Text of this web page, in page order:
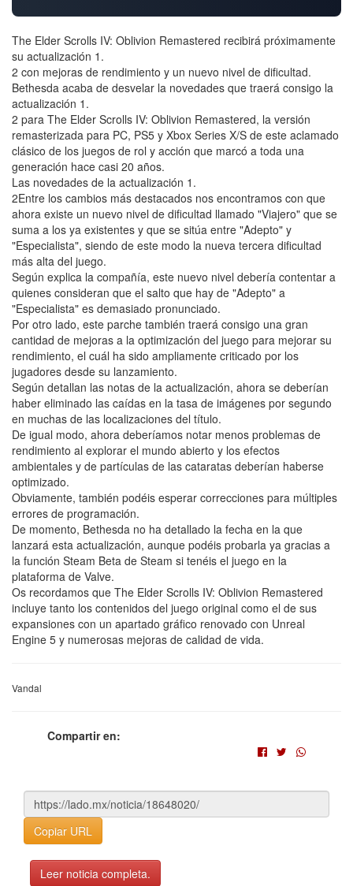
The Elder Scrolls IV: Oblivion Remastered recibirá próximamente
su actualización 1.
2 con mejoras de rendimiento y un nuevo nivel de dificultad.
Bethesda acaba de desvelar la novedades que traerá consigo la
actualización 1.
2 para The Elder Scrolls IV: Oblivion Remastered, la versión
remasterizada para PC, PS5 y Xbox Series X/S de este aclamado
clásico de los juegos de rol y acción que marcó a toda una
generación hace casi 20 años.
Las novedades de la actualización 1.
2Entre los cambios más destacados nos encontramos con que
ahora existe un nuevo nivel de dificultad llamado "Viajero" que se
suma a los ya existentes y que se sitúa entre "Adepto" y
"Especialista", siendo de este modo la nueva tercera dificultad
más alta del juego.
Según explica la compañía, este nuevo nivel debería contentar a
quienes consideran que el salto que hay de "Adepto" a
"Especialista" es demasiado pronunciado.
Por otro lado, este parche también traerá consigo una gran
cantidad de mejoras a la optimización del juego para mejorar su
rendimiento, el cuál ha sido ampliamente criticado por los
jugadores desde su lanzamiento.
Según detallan las notas de la actualización, ahora se deberían
haber eliminado las caídas en la tasa de imágenes por segundo
en muchas de las localizaciones del título.
De igual modo, ahora deberíamos notar menos problemas de
rendimiento al explorar el mundo abierto y los efectos
ambientales y de partículas de las cataratas deberían haberse
optimizado.
Obviamente, también podéis esperar correcciones para múltiples
errores de programación.
De momento, Bethesda no ha detallado la fecha en la que
lanzará esta actualización, aunque podéis probarla ya gracias a
la función Steam Beta de Steam si tenéis el juego en la
plataforma de Valve.
Os recordamos que The Elder Scrolls IV: Oblivion Remastered
incluye tanto los contenidos del juego original como el de sus
expansiones con un apartado gráfico renovado con Unreal
Engine 5 y numerosas mejoras de calidad de vida.
Vandal
Compartir en:
Copiar URL
Leer noticia completa.